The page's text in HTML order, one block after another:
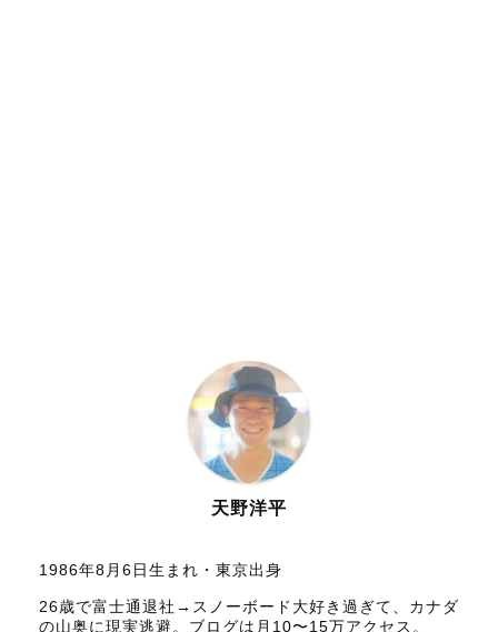
天野洋平
1986年8月6日生まれ・東京出身
26歳で富士通退社→スノーボード大好き過ぎて、カナダ
の山奥に現実逃避。ブログは月10〜15万アクセス。